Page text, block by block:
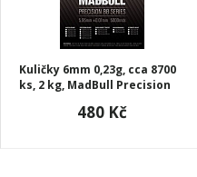
Kuličky 6mm 0,23g, cca 8700
ks, 2 kg, MadBull Precision
480 Kč